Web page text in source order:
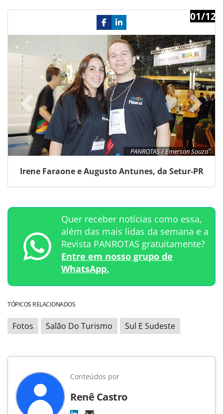
PANROTAS / Emerson Souza
01/12
Irene Faraone e Augusto Antunes, da Setur-PR
Previous
Quer receber notícias como essa,
além das mais lidas da semana e a
Revista PANROTAS gratuitamente?
Entre em nosso grupo de
WhatsApp.
TÓPICOS RELACIONADOS
Fotos Salão Do Turismo Sul E Sudeste
Conteúdos por
Renê Castro